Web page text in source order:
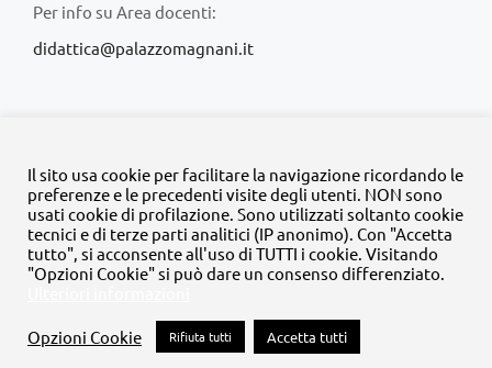
Per info su Area docenti:
didattica@palazzomagnani.it
© Copyright 2020 -2026 | Tutti i diritti riservati | MyFpm è un
progetto dellaFondazione Palazzo Magnani
FacebookInstagram
TwitterLinkedInYouTube
Il sito usa cookie per facilitare la navigazione ricordando le
preferenze e le precedenti visite degli utenti. NON sono
usati cookie di profilazione. Sono utilizzati soltanto cookie
tecnici e di terze parti analitici (IP anonimo). Con "Accetta
tutto", si acconsente all'uso di TUTTI i cookie. Visitando
"Opzioni Cookie" si può dare un consenso differenziato.
Opzioni Cookie Rifiuta tutti Accetta tutti